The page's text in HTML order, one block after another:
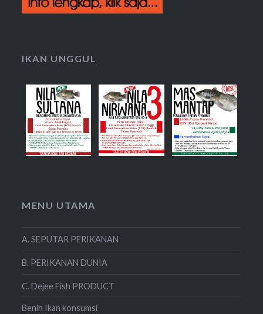
IKAN UNGGUL
MENU UTAMA
A. SEPUTAR PERIKANAN
B. PERIKANAN DUNIA
C. Dejee Fish PRODUCT
Benih Ikan konsumsi